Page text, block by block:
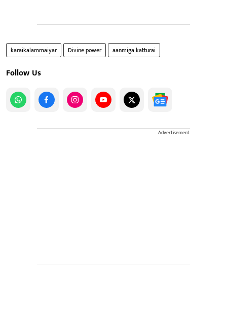
karaikalammaiyar Divine power aanmiga katturai
Follow Us
Advertisement